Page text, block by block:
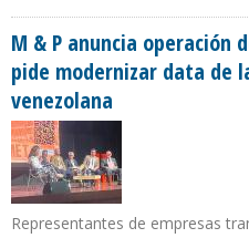
M & P anuncia operación
pide modernizar data de
venezolana
Representantes de empresas